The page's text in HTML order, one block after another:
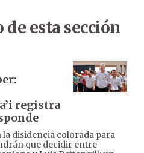
esta sección
registra
disidencia colorada para
que decidir entre